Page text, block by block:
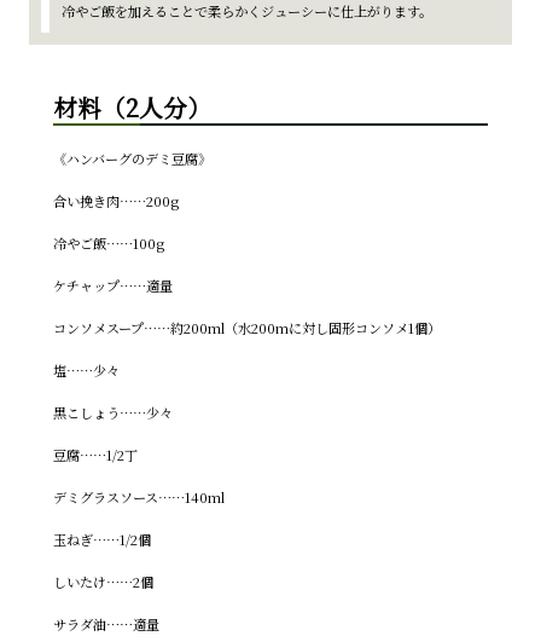
冷やご飯を加えることで柔らかくジューシーに仕上がります。
材料（2人分）
《ハンバーグのデミ豆腐》
合い挽き肉……200g
冷やご飯……100g
ケチャップ……適量
コンソメスープ……約200ml（水200mに対し固形コンソメ1個）
塩……少々
黒こしょう……少々
豆腐……1/2丁
デミグラスソース……140ml
玉ねぎ……1/2個
しいたけ……2個
サラダ油……適量